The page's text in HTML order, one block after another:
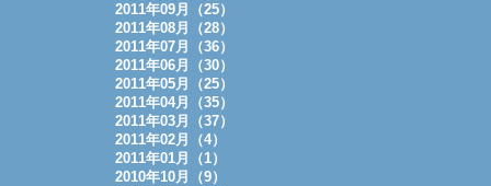
2011年09月（25）
2011年08月（28）
2011年07月（36）
2011年06月（30）
2011年05月（25）
2011年04月（35）
2011年03月（37）
2011年02月（4）
2011年01月（1）
2010年10月（9）